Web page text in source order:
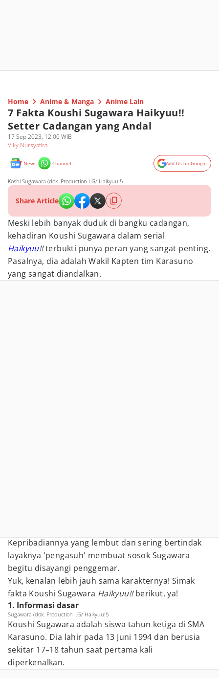
Home Anime & Manga Anime Lain
7 Fakta Koushi Sugawara Haikyuu!!
Setter Cadangan yang Andal
17 Sep 2023, 12:00 WIB
Viky Nursyafira
News Channel Add Us on Google
Koshi Sugawara (dok. Production I.G/ Haikyuu!!)
Share Article
Meski lebih banyak duduk di bangku cadangan,
kehadiran Koushi Sugawara dalam serial
Haikyuu!!terbukti punya peran yang sangat penting.
Pasalnya, dia adalah Wakil Kapten tim Karasuno
yang sangat diandalkan.
Kepribadiannya yang lembut dan sering bertindak
layaknya 'pengasuh' membuat sosok Sugawara
begitu disayangi penggemar.
Yuk, kenalan lebih jauh sama karakternya! Simak
fakta Koushi Sugawara Haikyuu!!berikut, ya!
1. Informasi dasar
Sugawara (dok. Production I.G/ Haikyuu!!)
Koushi Sugawara adalah siswa tahun ketiga di SMA
Karasuno. Dia lahir pada 13 Juni 1994 dan berusia
sekitar 17–18 tahun saat pertama kali
diperkenalkan.